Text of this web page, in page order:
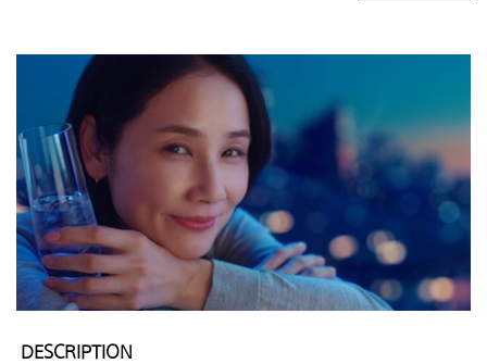
DESCRIPTION